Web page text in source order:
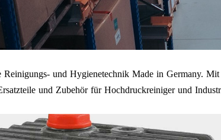
und Hygienetechnik Made in Germany.
und Zubehör für Hochdruckreiniger und